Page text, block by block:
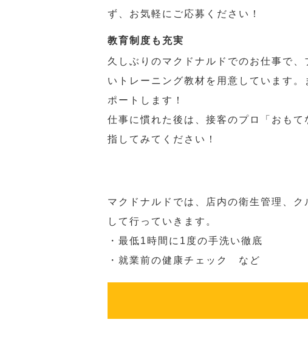
ず、お気軽にご応募ください！
教育制度も充実
久しぶりのマクドナルドでのお仕事で
いトレーニング教材を用意しています
ポートします！
仕事に慣れた後は、接客のプロ「おも
指してみてください！
マクドナルドでは、店内の衛生管理、
して行っていきます。
・最低1時間に1度の手洗い徹底
・就業前の健康チェック など